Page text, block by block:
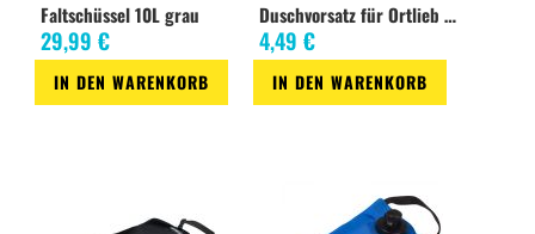
Faltschüssel 10L grau
29,99 €
IN DEN WARENKORB
Duschvorsatz für Ortlieb Wasserbeutel
4,49 €
IN DEN WARENKORB